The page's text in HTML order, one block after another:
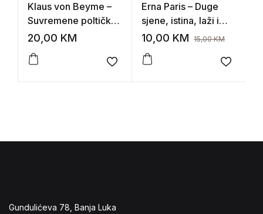
Klaus von Beyme –
Suvremene poltičke
teorije
20,00 KM
Add to wishlist
Erna Paris – Duge
sjene, istina, laži i
povijest
10,00 KM 15,00KM
Add to
Gundulićeva 78, Banja Luka